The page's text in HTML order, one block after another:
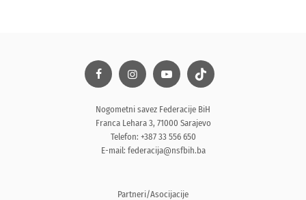
Nogometni savez Federacije BiH
Franca Lehara 3, 71000 Sarajevo
Telefon: +387 33 556 650
E-mail: federacija@nsfbih.ba
Partneri/Asocijacije